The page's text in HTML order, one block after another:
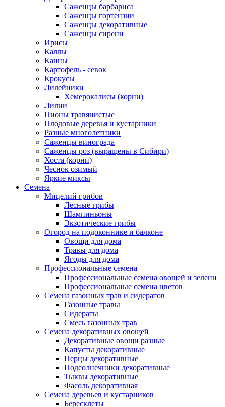
Саженцы барбариса
Саженцы гортензии
Саженцы декоративные
Саженцы сирени
Ирисы
Каллы
Канны
Картофель - севок
Крокусы
Лилейники
Хемерокалисы (корни)
Лилии
Пионы травянистые
Плодовые деревья и кустарники
Разные многолетники
Саженцы винограда
Саженцы роз (выращены в Сибири)
Хоста (корни)
Чеснок озимый
Яркие миксы
Семена
Мицелий грибов
Лесные грибы
Шампиньоны
Экзотические грибы
Огород на подоконнике и балконе
Овощи для дома
Травы для дома
Ягоды для дома
Профессиональные семена
Профессиональные семена овощей и зелени
Профессиональные семена цветов
Семена газонных трав и сидератов
Газонные травы
Сидераты
Смесь газонных трав
Семена декоративных овощей
Декоративные овощи разные
Капусты декоративные
Перцы декоративные
Подсолнечники декоративные
Тыквы декоративные
Фасоль декоративная
Семена деревьев и кустарников
Бересклеты